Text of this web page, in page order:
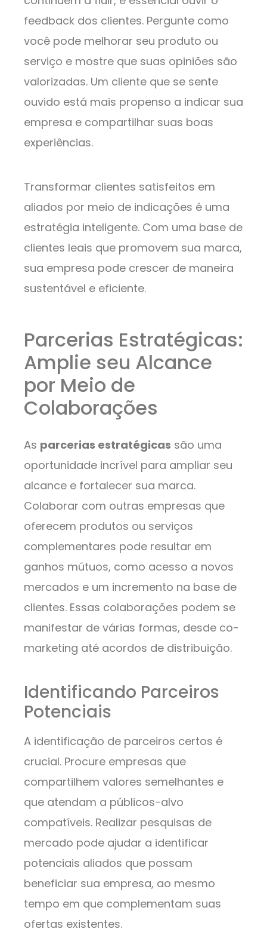
feedback dos clientes. Pergunte como
você pode melhorar seu produto ou
serviço e mostre que suas opiniões são
valorizadas. Um cliente que se sente
ouvido está mais propenso a indicar sua
empresa e compartilhar suas boas
experiências.
Transformar clientes satisfeitos em
aliados por meio de indicações é uma
estratégia inteligente. Com uma base de
clientes leais que promovem sua marca,
sua empresa pode crescer de maneira
sustentável e eficiente.
Parcerias Estratégicas:
Amplie seu Alcance
por Meio de
Colaborações
As parcerias estratégicas são uma
oportunidade incrível para ampliar seu
alcance e fortalecer sua marca.
Colaborar com outras empresas que
oferecem produtos ou serviços
complementares pode resultar em
ganhos mútuos, como acesso a novos
mercados e um incremento na base de
clientes. Essas colaborações podem se
manifestar de várias formas, desde co-
marketing até acordos de distribuição.
Identificando Parceiros
Potenciais
A identificação de parceiros certos é
crucial. Procure empresas que
compartilhem valores semelhantes e
que atendam a públicos-alvo
compatíveis. Realizar pesquisas de
mercado pode ajudar a identificar
potenciais aliados que possam
beneficiar sua empresa, ao mesmo
tempo em que complementam suas
ofertas existentes.